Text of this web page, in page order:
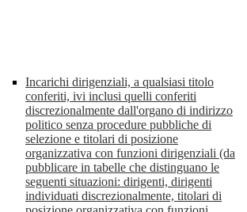
Incarichi dirigenziali, a qualsiasi titolo
conferiti, ivi inclusi quelli conferiti
discrezionalmente dall'organo di indirizzo
politico senza procedure pubbliche di
selezione e titolari di posizione
organizzativa con funzioni dirigenziali (da
pubblicare in tabelle che distinguano le
seguenti situazioni: dirigenti, dirigenti
individuati discrezionalmente, titolari di